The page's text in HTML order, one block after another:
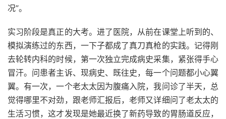
况”。
实习阶段是真正的大考。进了医院，从前在课堂上听到的、
模拟演练过的东西，一下子都成了真刀真枪的实践。记得刚
去轮转内科的时候，第一次独立完成病史采集，紧张得手心
冒汗。问患者主诉、现病史、既往史，每一个问题都小心翼
翼。有一次，一个老太太因为腹痛入院，我问诊了半天，总
觉得哪里不对劲，跟老师汇报后，老师又详细问了老太太的
生活习惯，这才发现是她最近换了新药导致的胃肠道反应，